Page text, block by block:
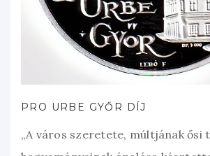
PRO URBE GYŐR DÍJ
„A város szeretete, múltjának ősi